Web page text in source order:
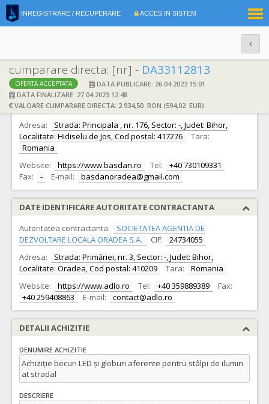
INREGISTRARE / RECUPERARE ACCES IN SISTEM
cumparare directa: [nr] - DA33112813
OFERTA ACCEPTATA
DATA PUBLICARE: 26.04.2023 15:01
DATA FINALIZARE: 27.04.2023 12:48
VALOARE CUMPARARE DIRECTA: 2.934,50 RON (594,02 EUR)
DATE IDENTIFICARE OFERTANT
Ofertant: SC BASDAN SRL CIF: 11576522
Adresa:
Strada: Principala , nr. 176, Sector: -, Judet: Bihor,
Localitate: Hidiselu de Jos, Cod postal: 417276
Tara:
Romania
Website:
https://www.basdan.ro Tel:
+40 730109331
Fax:
- E-mail: basdanoradea@gmail.com
DATE IDENTIFICARE AUTORITATE CONTRACTANTA
Autoritatea contractanta:
SOCIETATEA AGENTIA DE
DEZVOLTARE LOCALA ORADEA S.A.
CIF:
24734055
Adresa:
Strada: Primăriei, nr. 3, Sector: -, Judet: Bihor,
Localitate: Oradea, Cod postal: 410209
Tara:
Romania
Website:
https://www.adlo.ro Tel: +40 359889389
Fax:
+40 259408863
E-mail: contact@adlo.ro
DETALII ACHIZITIE
DENUMIRE ACHIZITIE
Achiziție becuri LED și globuri aferente pentru stâlpi de ilumin
at stradal
DESCRIERE